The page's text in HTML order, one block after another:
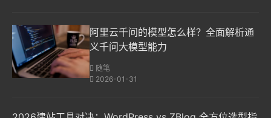
阿里云千问的模型怎么样？全面解析通
义千问大模型能力
随笔
2026-01-31